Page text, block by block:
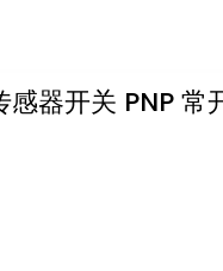
器开关 PNP 常